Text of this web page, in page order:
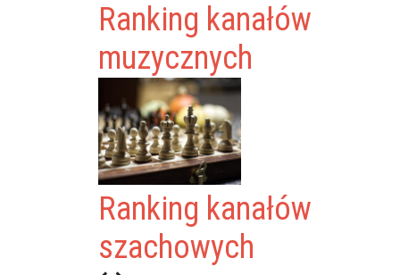
Ranking kanałów
muzycznych
Ranking kanałów
szachowych